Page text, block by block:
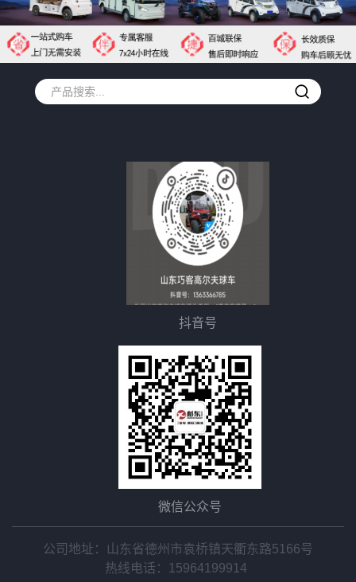
抖音号
微信公众号
公司地址：山东省德州市袁桥镇天衢东路5166号
热线电话：
15964199914